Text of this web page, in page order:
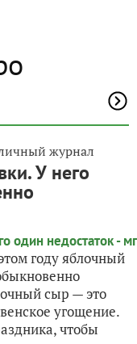
журнал
У него
году яблочный
сыр — это
угощение.
чтобы